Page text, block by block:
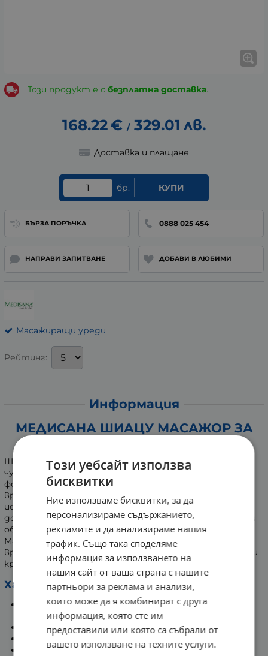
Този продукт е с безплатна доставка.
168.22€ / 329.01 лв.
Доставка и плащане
бр. КУПИ
БЪРЗА ПОРЪЧКА 0888 025 454
НАПРАВИ ЗАПИТВАНЕ ДОБАВИ В ЛЮБИМИ
Масажиращи уреди
Рейтинг:
Информация
МЕДИСАНА ШИАЦУ МАСАЖОР ЗА
Шиацу масажорът Medisana NM 890 облекчава
чувствителните зони на тялото. Ергономична му
форма е специално предназначена за областта на
врата. Масажните глави придават чувство за
истински масаж, а затоплящата функция
допълнително намалява напрежението в мускулите и
облекчава болката.
Масажорът може да се прилага върху различни зони -
врат, кръст, бедра, ръце, корем, гръб, предмишници и
крака.
Характеристики:
Зони за масаж: врат, кръст, долна и горна част на
краката, корем, рамена.
Нива на интензивност: 3
Масажни глави: 2 двойки.
Силата на масажа се регулира чрез издърпване на
Този уебсайт използва
бисквитки
Ние използваме бисквитки, за да
персонализираме съдържанието,
рекламите и да анализираме нашия
трафик. Също така споделяме
информация за използването на
нашия сайт от ваша страна с нашите
партньори за реклама и анализи,
които може да я комбинират с друга
информация, която сте им
предоставили или която са събрали от
вашето използване на техните услуги.